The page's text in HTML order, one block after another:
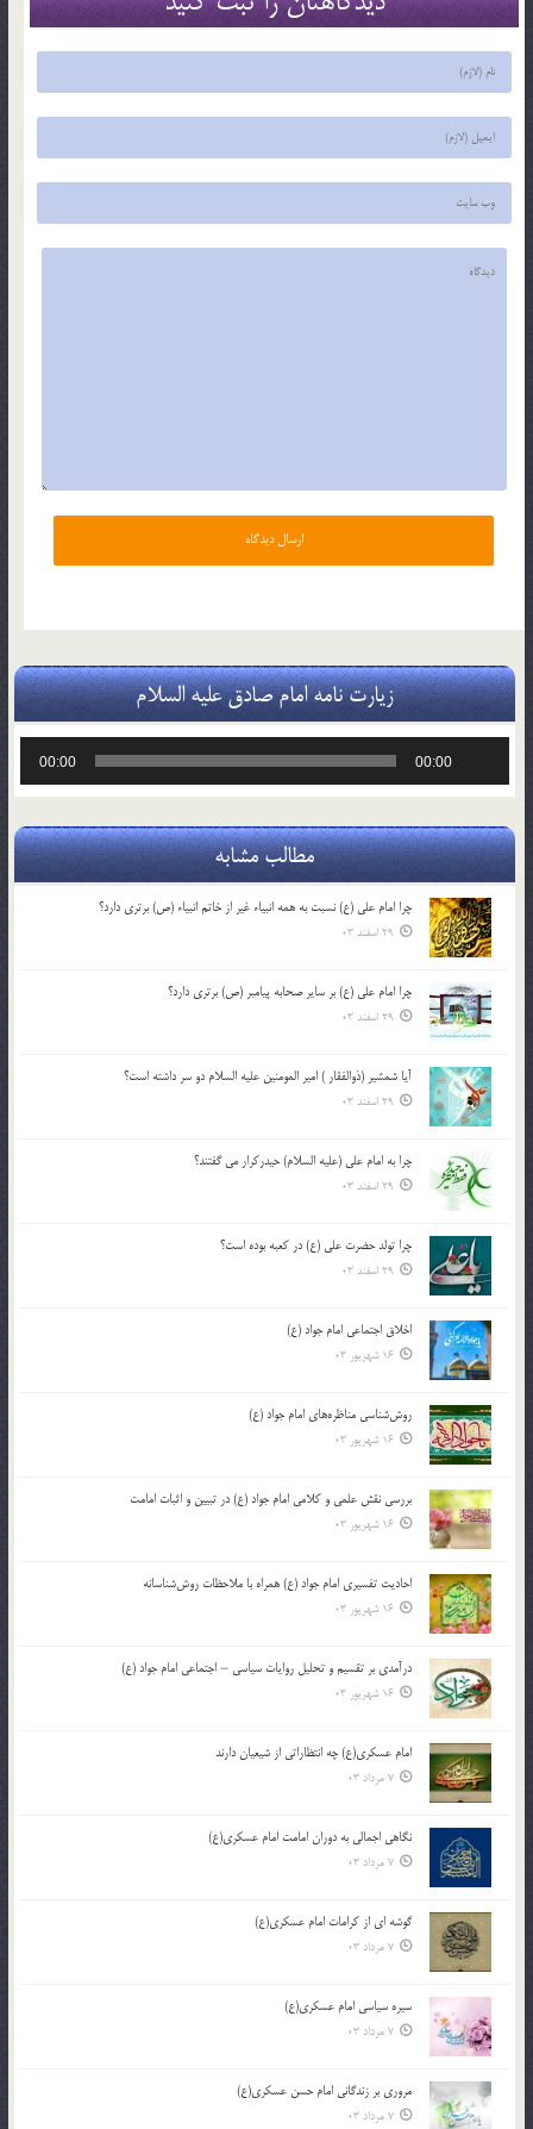
زیارت نامه امام صادق علیه السلام
00:00
00:00
مطالب مشابه
چرا امام علی (ع) نسبت به همه انبیاء غیر از خاتم انبیاء (ص) برتری دارد؟
29 اسفند 03
چرا امام علی (ع) بر سایر صحابه پیامبر (ص) برتری دارد؟
29 اسفند 03
آیا شمشیر (ذوالفقار ) امیر المومنین علیه السلام دو سر داشته است؟
29 اسفند 03
چرا به امام علی (علیه السلام) حیدرکرار می گفتند؟
29 اسفند 03
چرا تولد حضرت علی (ع) در کعبه بوده است؟
29 اسفند 03
اخلاق اجتماعی امام جواد (ع)
16 شهریور 03
روش‌شناسی مناظره‌های امام جواد (ع)
16 شهریور 03
بررسی نقش علمی و کلامی امام جواد (ع) در تبیین و اثبات امامت
16 شهریور 03
احادیث تفسیری امام جواد (ع) همراه با ملاحظات روش‌شناسانه
16 شهریور 03
درآمدی بر تقسیم و تحلیل روایات سیاسی – اجتماعی امام جواد (ع)
16 شهریور 03
امام عسکری(ع) چه انتظاراتی از شیعیان دارند
7 مرداد 03
نگاهی اجمالی به دوران امامت امام عسکری(ع)
7 مرداد 03
گوشه ای از کرامات امام عسکری(ع)
7 مرداد 03
سیره سیاسی امام عسکری(ع)
7 مرداد 03
مروری بر زندگانی امام حسن عسکری(ع)
7 مرداد 03